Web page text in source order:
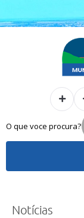
O que voce procura?
Notícias